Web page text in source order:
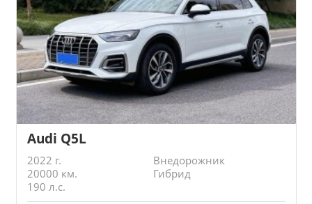
Audi Q5L
2022 г.
Внедорожник
20000 км.
Гибрид
190 л.с.